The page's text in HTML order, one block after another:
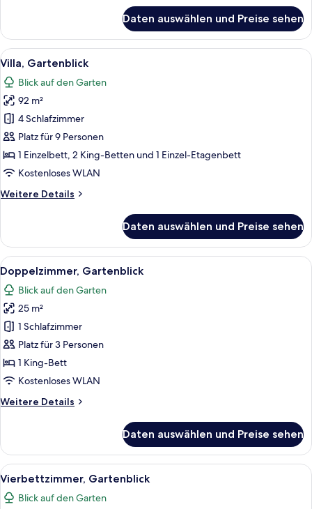
Suite
Daten auswählen und Preise sehen
Alle
Fotos
für
Villa,
Gartenblick
anzeigen
Ein kleines Zimmer mit einem
8
Villa, Gartenblick
Blick auf den Garten
92 m²
4 Schlafzimmer
Platz für 9 Personen
1 Einzelbett, 2 King-Betten und 1 Einzel-Etagenbett
Kostenloses WLAN
Weitere Details
Weitere
Gartenblick
Daten auswählen und Preise sehen
Alle
Fotos
für
Doppelzimmer,
Gartenblick
anzeigen
Ein Hotelzimmer mit einem Bett,
8
Doppelzimmer, Gartenblick
Blick auf den Garten
25 m²
1 Schlafzimmer
Platz für 3 Personen
1 King-Bett
Kostenloses WLAN
Weitere Details
Weitere
Gartenblick
Daten auswählen und Preise sehen
Alle
Fotos
für
Ein Hotelzimmer mit einem großen
10
Vierbettzimmer, Gartenblick
Blick auf den Garten